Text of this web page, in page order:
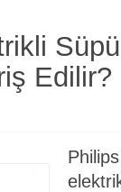
Edilir?